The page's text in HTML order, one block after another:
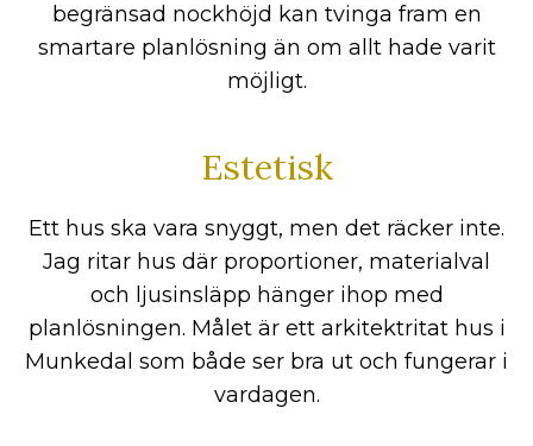
begränsad nockhöjd kan tvinga fram en
smartare planlösning än om allt hade varit
möjligt.
Estetisk
Ett hus ska vara snyggt, men det räcker inte.
Jag ritar hus där proportioner, materialval
och ljusinsläpp hänger ihop med
planlösningen. Målet är ett arkitektritat hus i
Munkedal som både ser bra ut och fungerar i
vardagen.